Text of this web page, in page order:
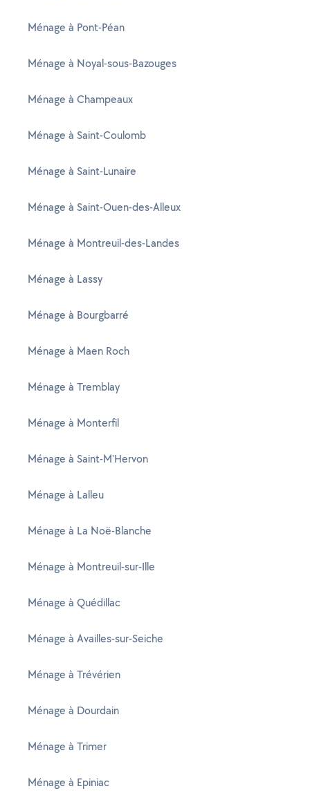
Ménage à Pont-Péan
Ménage à Noyal-sous-Bazouges
Ménage à Champeaux
Ménage à Saint-Coulomb
Ménage à Saint-Lunaire
Ménage à Saint-Ouen-des-Alleux
Ménage à Montreuil-des-Landes
Ménage à Lassy
Ménage à Bourgbarré
Ménage à Maen Roch
Ménage à Tremblay
Ménage à Monterfil
Ménage à Saint-M'Hervon
Ménage à Lalleu
Ménage à La Noë-Blanche
Ménage à Montreuil-sur-Ille
Ménage à Quédillac
Ménage à Availles-sur-Seiche
Ménage à Trévérien
Ménage à Dourdain
Ménage à Trimer
Ménage à Epiniac